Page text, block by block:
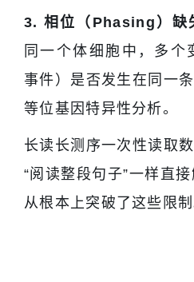
3. 相位（Phasing）缺
同一个体细胞中，多个
事件）是否发生在同一
等位基因特异性分析。
长读长测序一次性读取
“阅读整段句子”一样直
从根本上突破了这些限制